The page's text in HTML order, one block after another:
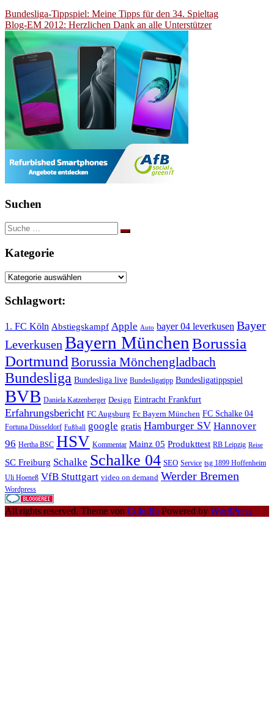
Beitragsnavigation
Bundesliga-Tippspiel: Meine Tipps für den 34. Spieltag
Blog-EM 2012: Herzlichen Dank an alle Unterstützer
Suchen
Suche
nach:
Kategorie
Kategorie
Schlagwort:
1. FC Köln Abstiegskampf Apple Auto bayer 04 leverkusen Bayer
Leverkusen Bayern München Borussia
Dortmund Borussia Mönchengladbach
Bundesliga Bundesliga live Bundesligatipp Bundesligatippspiel
BVB Daniela Katzenberger Design Eintracht Frankfurt
Erfahrungsbericht FC Augsburg Fc Bayern München FC Schalke 04
Fortuna Düsseldorf Fußball google gratis Hamburger SV Hannover
96 Hertha BSC HSV Kommentar Mainz 05 Produkttest RB Leipzig Reise
SC Freiburg Schalke Schalke 04 SEO Service tsg 1899 Hoffenheim
Uli Hoeneß VfB Stuttgart video on demand Werder Bremen
Wordpress
All rights reserved. Theme von Colorlib Powered by WordPress